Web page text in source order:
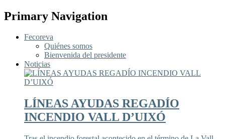
Primary Navigation
Fecoreva
Quiénes somos
Bienvenida del presidente
Noticias
LÍNEAS AYUDAS REGADÍO
INCENDIO VALL D’UIXÓ